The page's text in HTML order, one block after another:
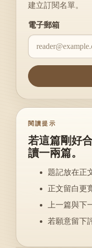
建立訂閱名單。
電子郵箱
Website
閱讀提示
若這篇剛好
讀一兩篇。
題記放在正
正文留白更
上一篇與下
若願意留下